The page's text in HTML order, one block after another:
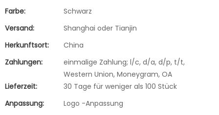
Farbe:
Schwarz
Versand:
Shanghai oder Tianjin
Herkunftsort:
China
Zahlungen:
einmalige Zahlung; l/c, d/a, d/p, t/t,
Western Union, Moneygram, OA
Lieferzeit:
30 Tage für weniger als 100 Stück
Anpassung:
Logo -Anpassung